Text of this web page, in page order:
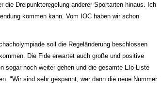
Dreipunkteregelung anderer Sportarten hinaus. Ich
kommen kann. Vom IOC haben wir schon
soll die Regeländerung beschlossen
Die Fide erwartet auch große und positive
sogar noch weiter gehen und die gesamte Elo-Liste
"Wir sind sehr gespannt, wer dann die neue Nummer